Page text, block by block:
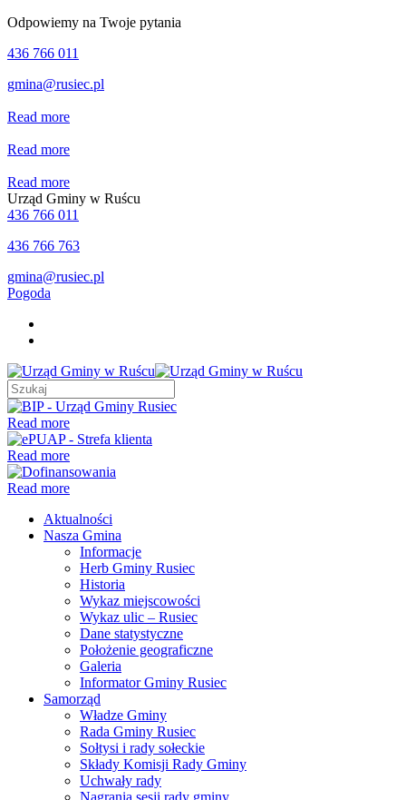
Odpowiemy na Twoje pytania
436 766 011
gmina@rusiec.pl
Read more
Read more
Read more
Urząd Gminy w Ruścu
436 766 011
436 766 763
gmina@rusiec.pl
Pogoda
Read more
Read more
Read more
Aktualności
Nasza Gmina
Informacje
Herb Gminy Rusiec
Historia
Wykaz miejscowości
Wykaz ulic – Rusiec
Dane statystyczne
Położenie geograficzne
Galeria
Informator Gminy Rusiec
Samorząd
Władze Gminy
Rada Gminy Rusiec
Sołtysi i rady sołeckie
Składy Komisji Rady Gminy
Uchwały rady
Nagrania sesji rady gminy